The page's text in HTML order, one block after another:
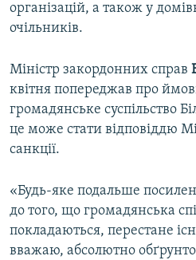
організацій, а також у
очільників.
Міністр закордонних справ
квітня попереджав про
громадянське суспільство
це може стати відповіддю
санкції.
«Будь-яке подальше
до того, що громадянська
покладаються, перестане
вважаю, абсолютно